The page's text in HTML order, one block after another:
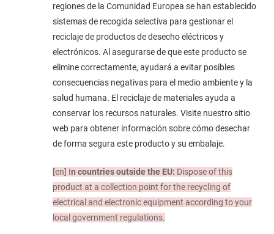
regiones de la Comunidad Europea se han establecido
sistemas de recogida selectiva para gestionar el
reciclaje de productos de desecho eléctricos y
electrónicos. Al asegurarse de que este producto se
elimine correctamente, ayudará a evitar posibles
consecuencias negativas para el medio ambiente y la
salud humana. El reciclaje de materiales ayuda a
conservar los recursos naturales. Visite nuestro sitio
web para obtener información sobre cómo desechar
de forma segura este producto y su embalaje.
[en] In countries outside the EU: Dispose of this
product at a collection point for the recycling of
electrical and electronic equipment according to your
local government regulations.